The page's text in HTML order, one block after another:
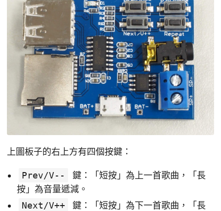
上圖板子的右上方有四個按鍵：
Prev/V--
鍵：「短按」為上一首歌曲，「長
按」為音量遞減。
Next/V++
鍵：「短按」為下一首歌曲，「長